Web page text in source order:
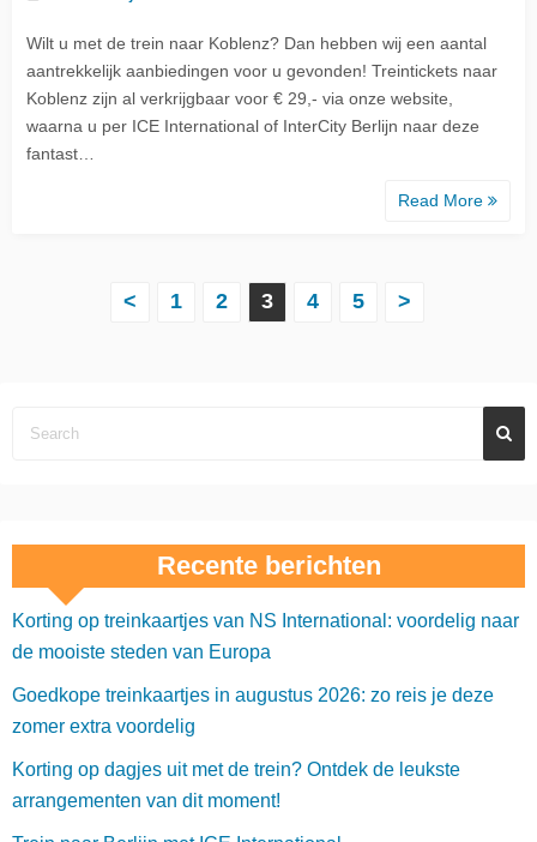
Wilt u met de trein naar Koblenz? Dan hebben wij een aantal
aantrekkelijk aanbiedingen voor u gevonden! Treintickets naar
Koblenz zijn al verkrijgbaar voor € 29,- via onze website,
waarna u per ICE International of InterCity Berlijn naar deze
fantast…
Read More
h
t
e
p
a
g
< 1 2 3 4 5 >
Recente berichten
Korting op treinkaartjes van NS International: voordelig naar
de mooiste steden van Europa
Goedkope treinkaartjes in augustus 2026: zo reis je deze
zomer extra voordelig
Korting op dagjes uit met de trein? Ontdek de leukste
arrangementen van dit moment!